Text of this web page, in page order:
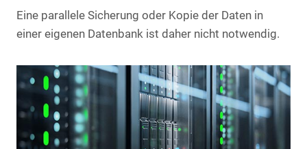
Eine parallele Sicherung oder Kopie der Daten in
einer eigenen Datenbank ist daher nicht notwendig.